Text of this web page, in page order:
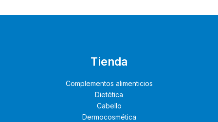
Tienda
Complementos alimenticios
Dietética
Cabello
Dermocosmética